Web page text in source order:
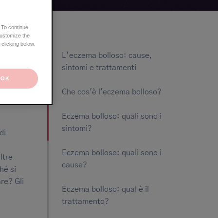
si
Gli
L’eczema bolloso: cause,
sintomi e trattamenti
Che cos'è l'eczema bolloso?
Eczema bolloso: quali sono i
sintomi?
Eczema bolloso: quali sono i
cause?
Eczema bolloso: qual è il
trattamento?
continue
the
below:
OK